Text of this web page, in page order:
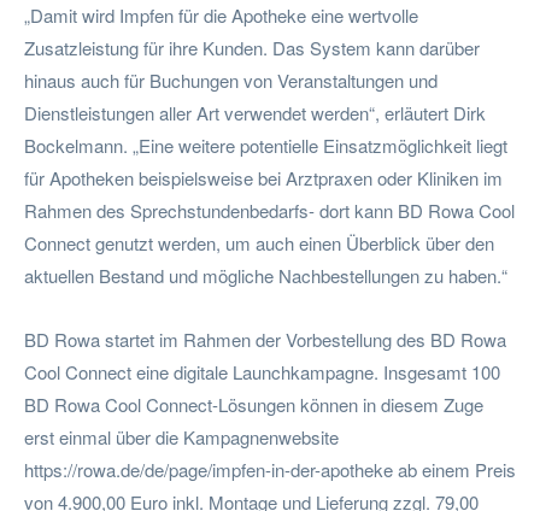
„Damit wird Impfen für die Apotheke eine wertvolle
Zusatzleistung für ihre Kunden. Das System kann darüber
hinaus auch für Buchungen von Veranstaltungen und
Dienstleistungen aller Art verwendet werden“, erläutert Dirk
Bockelmann. „Eine weitere potentielle Einsatzmöglichkeit liegt
für Apotheken beispielsweise bei Arztpraxen oder Kliniken im
Rahmen des Sprechstundenbedarfs- dort kann BD Rowa Cool
Connect genutzt werden, um auch einen Überblick über den
aktuellen Bestand und mögliche Nachbestellungen zu haben.“
BD Rowa startet im Rahmen der Vorbestellung des BD Rowa
Cool Connect eine digitale Launchkampagne. Insgesamt 100
BD Rowa Cool Connect-Lösungen können in diesem Zuge
erst einmal über die Kampagnenwebsite
https://rowa.de/de/page/impfen-in-der-apotheke ab einem Preis
von 4.900,00 Euro inkl. Montage und Lieferung zzgl. 79,00